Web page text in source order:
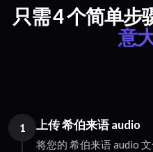
只需 4 个简单步
意
1 上传 希伯来语 audio
将您的 希伯来语 audio